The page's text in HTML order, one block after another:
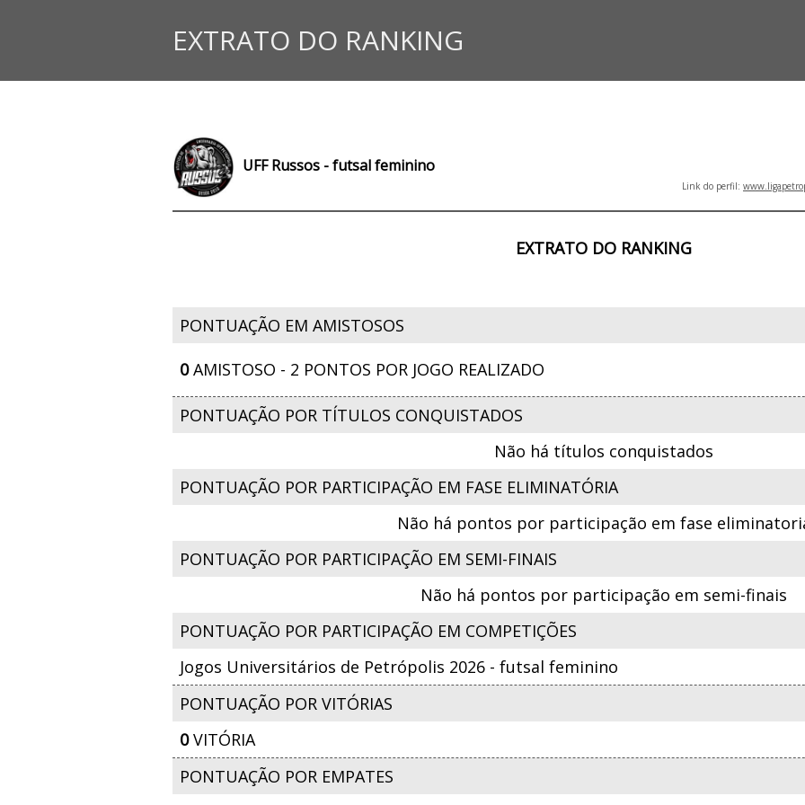
EXTRATO DO RANKING
UFF Russos - futsal feminino
Link do perfil:
EXTRATO DO RANKING
PONTUAÇÃO EM AMISTOSOS
0AMISTOSO - 2 PONTOS POR JOGO REALIZADO
PONTUAÇÃO POR TÍTULOS CONQUISTADOS
Não há títulos conquistados
PONTUAÇÃO POR PARTICIPAÇÃO EM FASE ELIMINATÓRIA
Não há pontos por participação em fase
PONTUAÇÃO POR PARTICIPAÇÃO EM SEMI-FINAIS
Não há pontos por participação em semi-finais
PONTUAÇÃO POR PARTICIPAÇÃO EM COMPETIÇÕES
Jogos Universitários de Petrópolis 2026 - futsal feminino
PONTUAÇÃO POR VITÓRIAS
0VITÓRIA
PONTUAÇÃO POR EMPATES